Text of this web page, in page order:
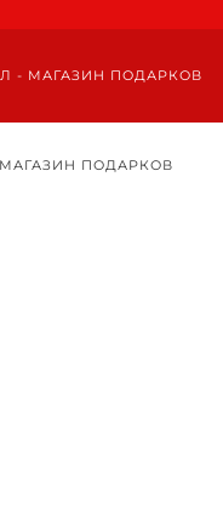
- МАГАЗИН ПОДАРКОВ
ПОДАРКОВ